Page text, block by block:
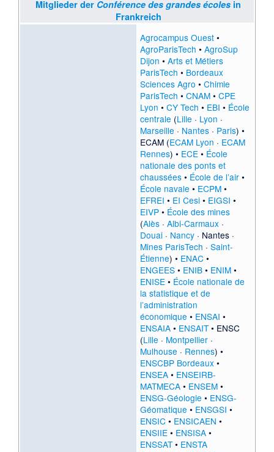
Mitglieder der Conférence des grandes écoles in
Frankreich
Agrocampus Ouest•
AgroParisTech • AgroSup
Dijon • Arts et Métiers
ParisTech • Bordeaux
Sciences Agro • Chimie
ParisTech • CNAM• CPE
Lyon • CY Tech • EBI • École
centrale (Lille · Lyon ·
Marseille · Nantes· Paris) •
ECAM (ECAM Lyon · ECAM
Rennes) • ECE• École
nationale des ponts et
chaussées• École de l’air•
École navale • ECPM•
EFREI • EI Cesi• EIGSI •
EIVP• École des mines
(Alès· Albi-Carmaux·
Douai· Nancy· Nantes·
Mines ParisTech · Saint-
Étienne) • ENAC•
ENGEES• ENIB• ENIM•
ENISE• École nationale de
la statistique et de
l’administration
économique • ENSAI •
ENSAIA• ENSAIT• ENSC
(Lille · Montpellier·
Mulhouse · Rennes) •
ENSCBP Bordeaux•
ENSEA• ENSEIRB-
MATMECA• ENSEM•
ENSG-Géologie • ENSG-
Géomatique • ENSGSI •
ENSIC• ENSICAEN •
ENSIIE• ENSISA•
ENSSAT• ENSTA